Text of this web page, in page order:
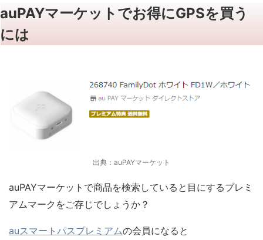
auPAYマーケットでお得にGPSを買う
には
出典：auPAYマーケット
auPAYマーケットで商品を検索していると目にするプレミ
アムマークをご存じでしょうか？
auスマートパスプレミアムの会員になると